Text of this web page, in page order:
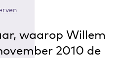
waarop Willem
2010 de